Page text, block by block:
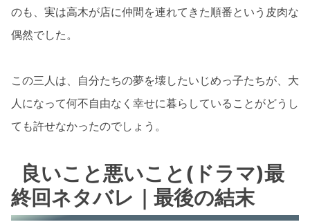
のも、実は高木が店に仲間を連れてきた順番という皮肉な
偶然でした。
この三人は、自分たちの夢を壊したいじめっ子たちが、大
人になって何不自由なく幸せに暮らしていることがどうし
ても許せなかったのでしょう。
良いこと悪いこと(ドラマ)最
終回ネタバレ｜最後の結末